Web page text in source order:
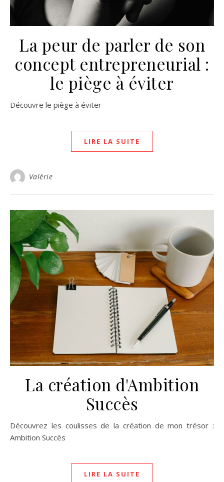
La peur de parler de son
concept entrepreneurial :
le piège à éviter
Découvre le piège à éviter
LIRE LA SUITE
Valérie
La création d'Ambition
Succès
Découvrez les coulisses de la création de mon trésor :
Ambition Succès
LIRE LA SUITE